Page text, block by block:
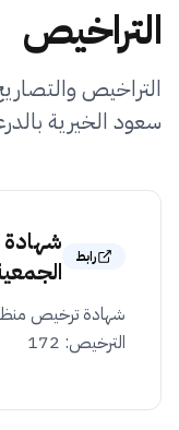
التراخيص
التراخيص
سعود الخيرية
رابط
شهادة ترخيص
الترخيص: 172